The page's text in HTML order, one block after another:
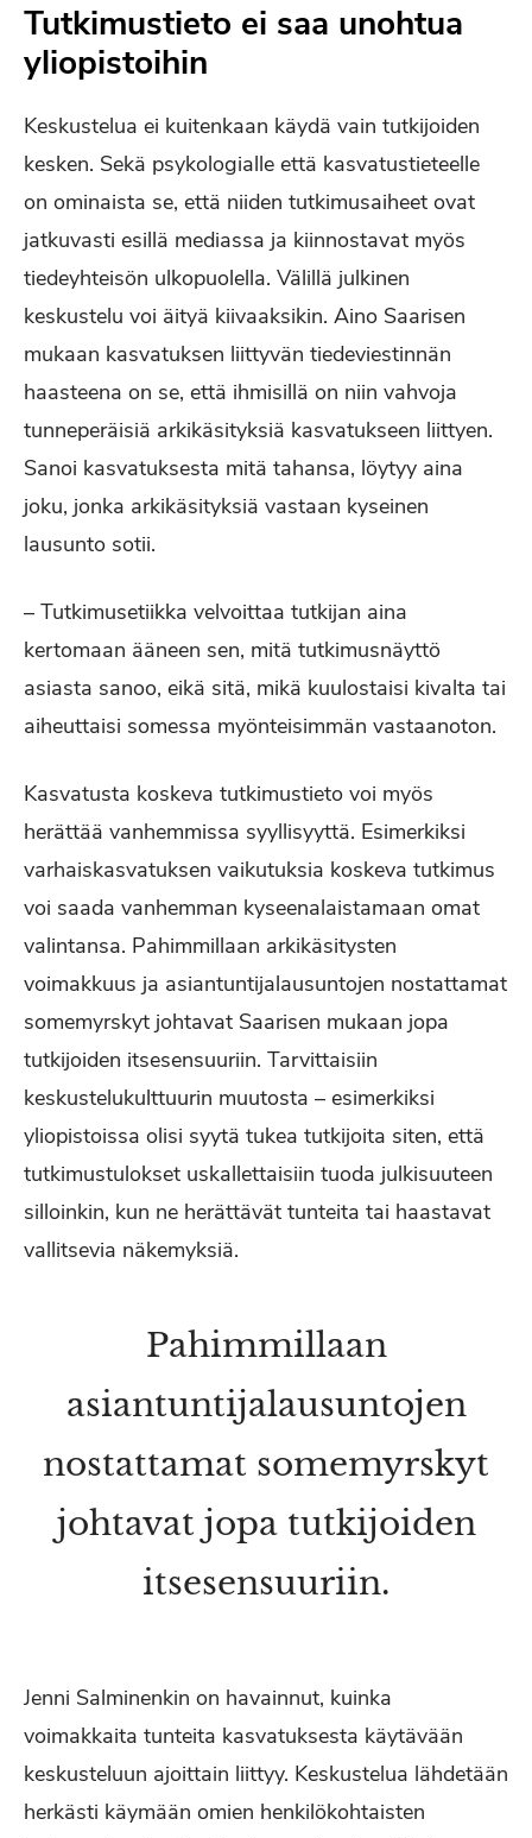
Tutkimustieto ei saa unohtua
yliopistoihin
Keskustelua ei kuitenkaan käydä vain tutkijoiden
kesken. Sekä psykologialle että kasvatustieteelle
on ominaista se, että niiden tutkimusaiheet ovat
jatkuvasti esillä mediassa ja kiinnostavat myös
tiedeyhteisön ulkopuolella. Välillä julkinen
keskustelu voi äityä kiivaaksikin. Aino Saarisen
mukaan kasvatuksen liittyvän tiedeviestinnän
haasteena on se, että ihmisillä on niin vahvoja
tunneperäisiä arkikäsityksiä kasvatukseen liittyen.
Sanoi kasvatuksesta mitä tahansa, löytyy aina
joku, jonka arkikäsityksiä vastaan kyseinen
lausunto sotii.
– Tutkimusetiikka velvoittaa tutkijan aina
kertomaan ääneen sen, mitä tutkimusnäyttö
asiasta sanoo, eikä sitä, mikä kuulostaisi kivalta tai
aiheuttaisi somessa myönteisimmän vastaanoton.
Kasvatusta koskeva tutkimustieto voi myös
herättää vanhemmissa syyllisyyttä. Esimerkiksi
varhaiskasvatuksen vaikutuksia koskeva tutkimus
voi saada vanhemman kyseenalaistamaan omat
valintansa. Pahimmillaan arkikäsitysten
voimakkuus ja asiantuntijalausuntojen nostattamat
somemyrskyt johtavat Saarisen mukaan jopa
tutkijoiden itsesensuuriin. Tarvittaisiin
keskustelukulttuurin muutosta – esimerkiksi
yliopistoissa olisi syytä tukea tutkijoita siten, että
tutkimustulokset uskallettaisiin tuoda julkisuuteen
silloinkin, kun ne herättävät tunteita tai haastavat
vallitsevia näkemyksiä.
Pahimmillaan
asiantuntijalausuntojen
nostattamat somemyrskyt
johtavat jopa tutkijoiden
itsesensuuriin.
Jenni Salminenkin on havainnut, kuinka
voimakkaita tunteita kasvatuksesta käytävään
keskusteluun ajoittain liittyy. Keskustelua lähdetään
herkästi käymään omien henkilökohtaisten